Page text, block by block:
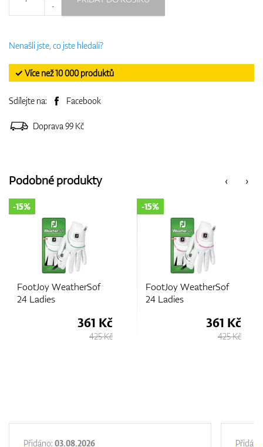
-
Nenašli jste, co jste hledali?
✓ Více než 10 000 produktů
Sdílejte na: Facebook
Doprava 99 Kč
‹
Podobné produkty ›
FootJoy WeatherSof
24 Ladies
-15%
361 Kč
425 Kč
FootJoy WeatherSof
24 Ladies
-15%
361 Kč
425 Kč
Přidáno: 03.08.2026